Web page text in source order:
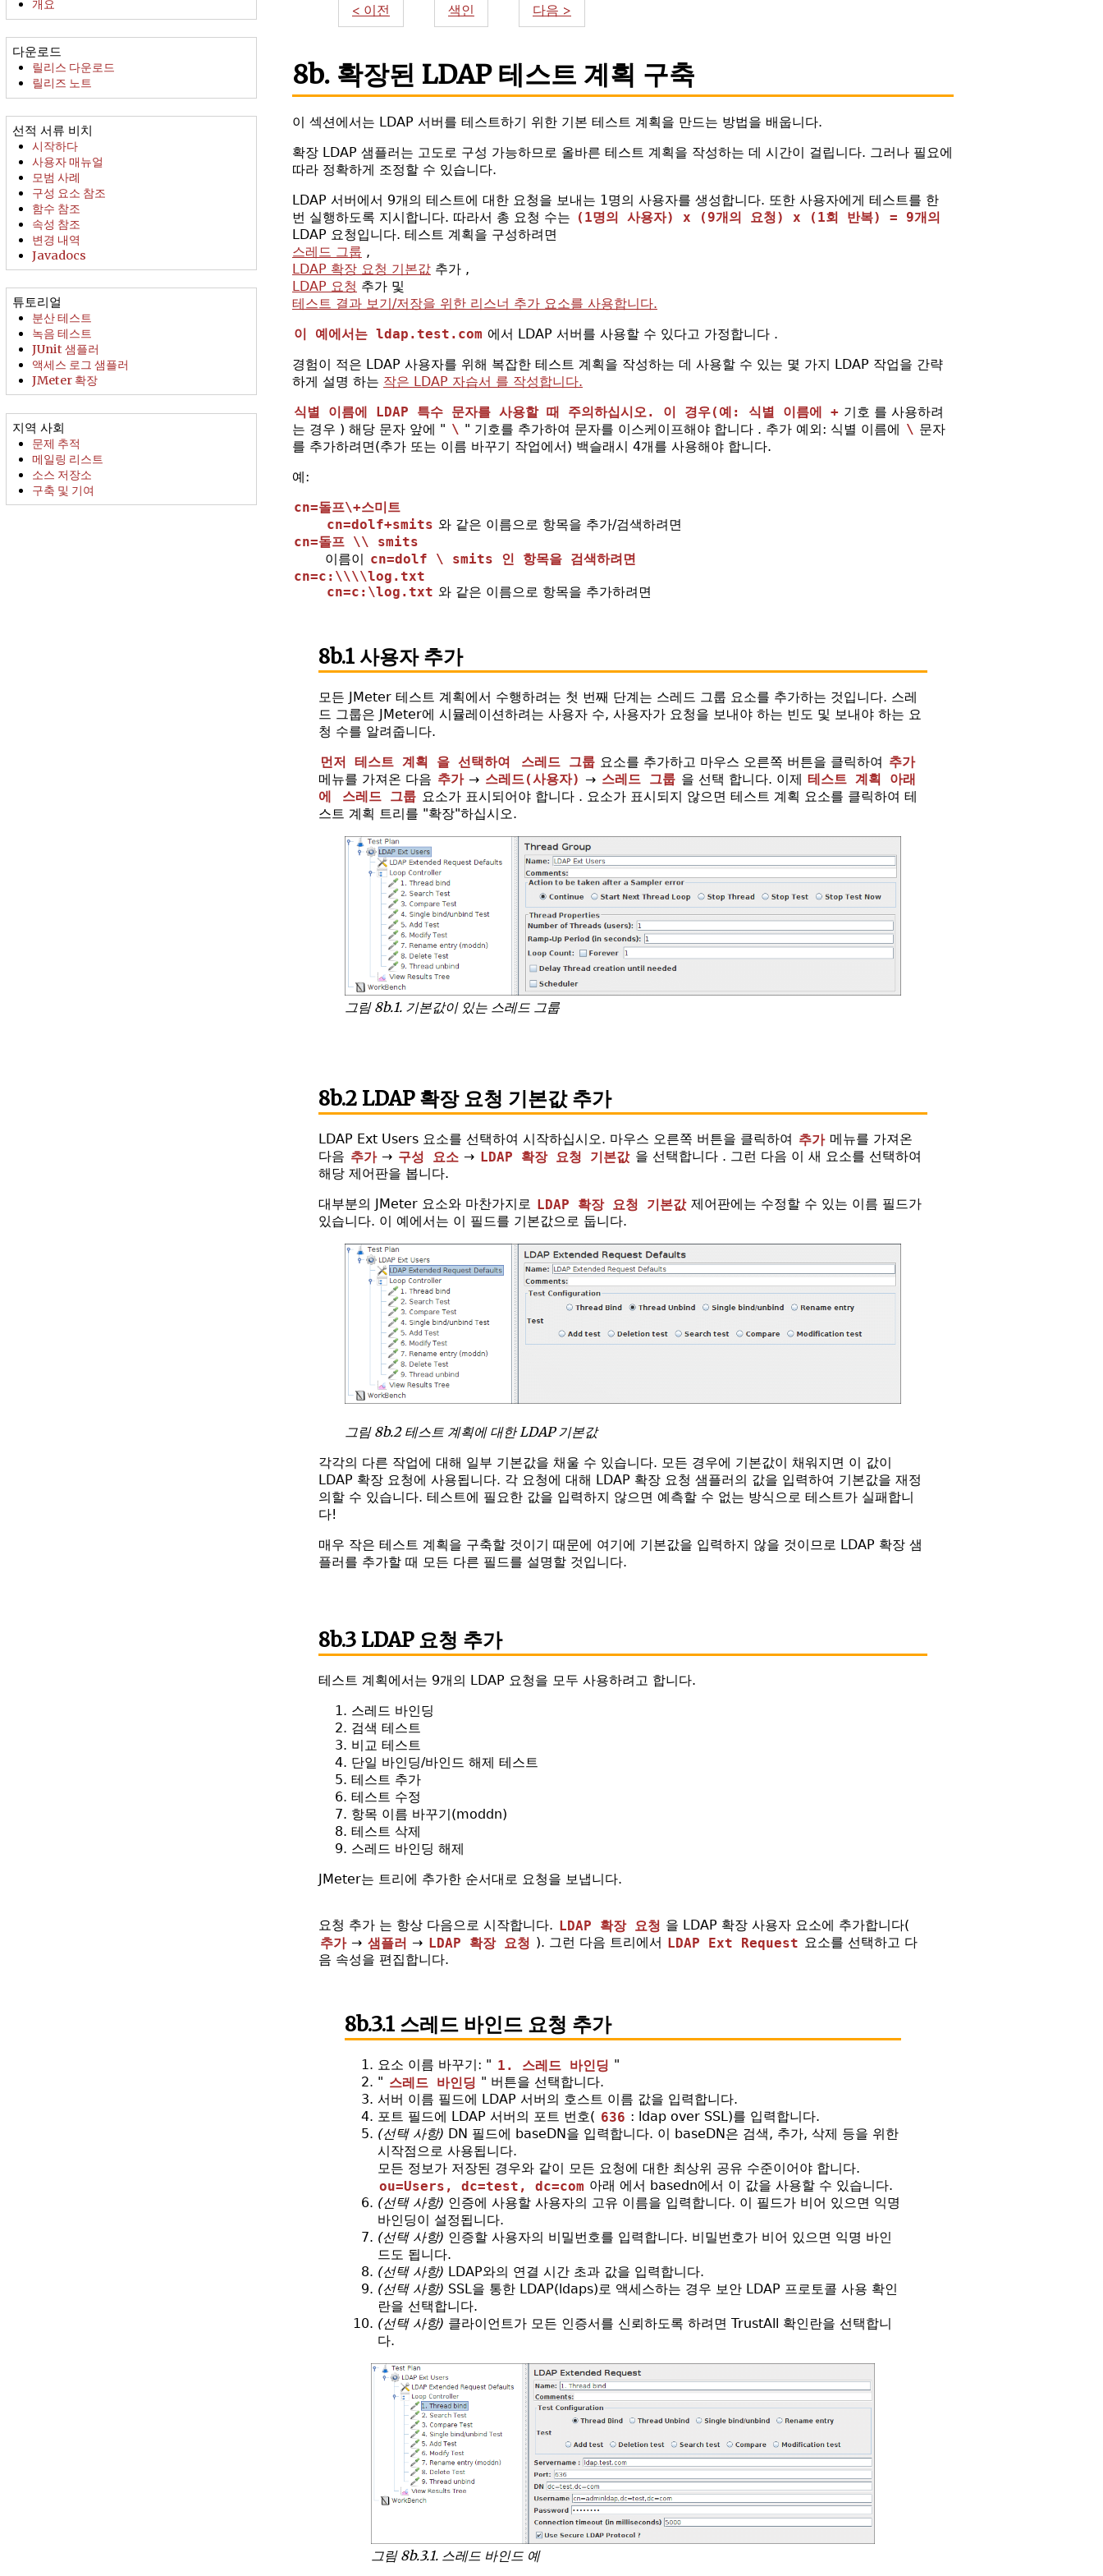
개요
다운로드
릴리스 다운로드
릴리즈 노트
선적 서류 비치
시작하다
사용자 매뉴얼
모범 사례
구성 요소 참조
함수 참조
속성 참조
변경 내역
Javadocs
튜토리얼
분산 테스트
녹음 테스트
JUnit 샘플러
액세스 로그 샘플러
JMeter 확장
지역 사회
문제 추적
메일링 리스트
소스 저장소
구축 및 기여
< 이전 색인 다음 >
8b. 확장된 LDAP 테스트 계획 구축
이 섹션에서는 LDAP 서버를 테스트하기 위한 기본 테스트 계획을 만드는 방법을 배웁니다.
확장 LDAP 샘플러는 고도로 구성 가능하므로 올바른 테스트 계획을 작성하는 데 시간이 걸립니다. 그러나 필요에
따라 정확하게 조정할 수 있습니다.
LDAP 서버에서 9개의 테스트에 대한 요청을 보내는 1명의 사용자를 생성합니다. 또한 사용자에게 테스트를 한
번 실행하도록 지시합니다. 따라서 총 요청 수는 (1명의 사용자) x (9개의 요청) x (1회 반복) = 9개의
LDAP 요청입니다. 테스트 계획을 구성하려면
스레드 그룹 ,
LDAP 확장 요청 기본값 추가 ,
LDAP 요청 추가 및
테스트 결과 보기/저장을 위한 리스너 추가 요소를 사용합니다.
이 예에서는 ldap.test.com 에서 LDAP 서버를 사용할 수 있다고 가정합니다 .
경험이 적은 LDAP 사용자를 위해 복잡한 테스트 계획을 작성하는 데 사용할 수 있는 몇 가지 LDAP 작업을 간략
하게 설명 하는 작은 LDAP 자습서 를 작성합니다.
식별 이름에 LDAP 특수 문자를 사용할 때 주의하십시오. 이 경우(예: 식별 이름에 + 기호 를 사용하려
는 경우 ) 해당 문자 앞에 " \ " 기호를 추가하여 문자를 이스케이프해야 합니다 . 추가 예외: 식별 이름에 \ 문자
를 추가하려면(추가 또는 이름 바꾸기 작업에서) 백슬래시 4개를 사용해야 합니다.
예:
cn=돌프\+스미트
cn=dolf+smits 와 같은 이름으로 항목을 추가/검색하려면
cn=돌프 \\ smits
이름이 cn=dolf \ smits 인 항목을 검색하려면
cn=c:\\\\log.txt
cn=c:\log.txt 와 같은 이름으로 항목을 추가하려면
8b.1 사용자 추가
모든 JMeter 테스트 계획에서 수행하려는 첫 번째 단계는 스레드 그룹 요소를 추가하는 것입니다. 스레
드 그룹은 JMeter에 시뮬레이션하려는 사용자 수, 사용자가 요청을 보내야 하는 빈도 및 보내야 하는 요
청 수를 알려줍니다.
먼저 테스트 계획 을 선택하여
스레드 그룹 요소를 추가하고 마우스 오른쪽 버튼을 클릭하여 추가
메뉴를 가져온 다음 추가 → 스레드(사용자) → 스레드 그룹 을 선택 합니다. 이제 테스트 계획 아래
에
스레드 그룹 요소가 표시되어야 합니다 . 요소가 표시되지 않으면 테스트 계획 요소를 클릭하여 테
스트 계획 트리를 "확장"하십시오.
그림 8b.1. 기본값이 있는 스레드 그룹
8b.2 LDAP 확장 요청 기본값 추가
LDAP Ext Users 요소를 선택하여 시작하십시오. 마우스 오른쪽 버튼을 클릭하여 추가 메뉴를 가져온
다음 추가 → 구성 요소 → LDAP 확장 요청 기본값 을 선택합니다 . 그런 다음 이 새 요소를 선택하여
해당 제어판을 봅니다.
대부분의 JMeter 요소와 마찬가지로 LDAP 확장 요청 기본값 제어판에는 수정할 수 있는 이름 필드가
있습니다. 이 예에서는 이 필드를 기본값으로 둡니다.
그림 8b.2 테스트 계획에 대한 LDAP 기본값
각각의 다른 작업에 대해 일부 기본값을 채울 수 있습니다. 모든 경우에 기본값이 채워지면 이 값이
LDAP 확장 요청에 사용됩니다. 각 요청에 대해 LDAP 확장 요청 샘플러의 값을 입력하여 기본값을 재정
의할 수 있습니다. 테스트에 필요한 값을 입력하지 않으면 예측할 수 없는 방식으로 테스트가 실패합니
다!
매우 작은 테스트 계획을 구축할 것이기 때문에 여기에 기본값을 입력하지 않을 것이므로 LDAP 확장 샘
플러를 추가할 때 모든 다른 필드를 설명할 것입니다.
8b.3 LDAP 요청 추가
테스트 계획에서는 9개의 LDAP 요청을 모두 사용하려고 합니다.
스레드 바인딩
검색 테스트
비교 테스트
단일 바인딩/바인드 해제 테스트
테스트 추가
테스트 수정
항목 이름 바꾸기(moddn)
테스트 삭제
스레드 바인딩 해제
JMeter는 트리에 추가한 순서대로 요청을 보냅니다.
요청 추가 는 항상 다음으로 시작합니다. LDAP 확장 요청 을 LDAP 확장 사용자 요소에 추가합니다(
추가 → 샘플러 → LDAP 확장 요청 ). 그런 다음 트리에서 LDAP Ext Request 요소를 선택하고 다
음 속성을 편집합니다.
8b.3.1 스레드 바인드 요청 추가
요소 이름 바꾸기: " 1. 스레드 바인딩 "
" 스레드 바인딩 " 버튼을 선택합니다.
서버 이름 필드에 LDAP 서버의 호스트 이름 값을 입력합니다.
포트 필드에 LDAP 서버의 포트 번호( 636 : ldap over SSL)를 입력합니다.
(선택 사항) DN 필드에 baseDN을 입력합니다. 이 baseDN은 검색, 추가, 삭제 등을 위한
시작점으로 사용됩니다.
모든 정보가 저장된 경우와 같이 모든 요청에 ​​대한 최상위 공유 수준이어야 합니다.
ou=Users, dc=test, dc=com 아래 에서 basedn에서 이 값을 사용할 수 있습니다.
(선택 사항) 인증에 사용할 사용자의 고유 이름을 입력합니다. 이 필드가 비어 있으면 익명
바인딩이 설정됩니다.
(선택 사항) 인증할 사용자의 비밀번호를 입력합니다. 비밀번호가 비어 있으면 익명 바인
드도 됩니다.
(선택 사항) LDAP와의 연결 시간 초과 값을 입력합니다.
(선택 사항) SSL을 통한 LDAP(ldaps)로 액세스하는 경우 보안 LDAP 프로토콜 사용 확인
란을 선택합니다.
(선택 사항) 클라이언트가 모든 인증서를 신뢰하도록 하려면 TrustAll 확인란을 선택합니
다.
그림 8b.3.1. 스레드 바인드 예